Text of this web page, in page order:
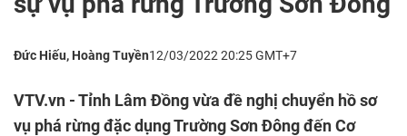
Đức Hiếu, Hoàng Tuyền12/03/2022 20:25 GMT+7
VTV.vn - Tỉnh Lâm Đồng vừa đề nghị chuyển hồ sơ
vụ phá rừng đặc dụng Trường Sơn Đông đến Cơ